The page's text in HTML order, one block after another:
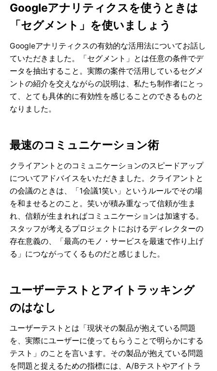
Googleアナリティクスを使うときは
「セグメント」を使いましょう
Googleアナリティクスの有効的な活用法についてお話し
ていただきました。「セグメント」とは任意の条件でデ
ータを抽出すること。実際の案件で活用しているセグメ
ントの紹介を交えながらの説明は、私たち制作者にとっ
て、とても具体的に有効性を感じることのできるものと
なりました。
最速のコミュニケーション術
クライアントとのコミュニケーションのスピードアップ
についてアドバイスをいただきました。クライアントと
の会議のときは、「1会議1笑い」というルールでその場
を和ませるとのこと。笑いが積み重なって信頼が生ま
れ、信頼が生まれればコミュニケーションは加速する。
スタッフが考えるプロジェクトにおけるディレクターの
存在意義の、「最高のモノ・サービスを最速で作り上げ
る」につながってくるものだと感じました。
ユーザーテストとアイトラッキング
のはなし
ユーザーテストとは「現状その製品が抱えている問題
を、実際にユーザーに使ってもらうことで明らかにする
テスト」のことを言います。その製品が抱えている問題
を問題と捉えるための指標には、A/Bテストやアイトラ